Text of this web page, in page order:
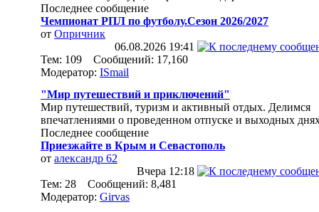
Последнее сообщение
Чемпионат РПЛ по футболу.Сезон 2026/2027
от Опричник
06.08.2026 19:41
Тем: 109 Сообщений: 17,160
Модератор: ISmail
"Мир путешествий и приключений"
Мир путешествий, туризм и активный отдых. Делимся
впечатлениями о проведенном отпуске и выходных
Последнее сообщение
Приезжайте в Крым и Севастополь
от александр 62
Вчера 12:18
Тем: 28 Сообщений: 8,481
Модератор: Girvas